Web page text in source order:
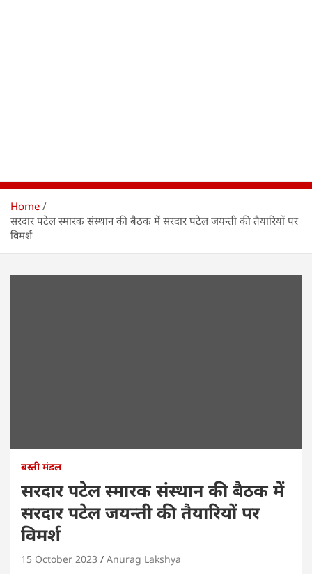
Home
सरदार पटेल स्मारक संस्थान की बैठक में सरदार पटेल जयन्ती की तैयारियों पर
विमर्श
बस्ती मंडल
सरदार पटेल स्मारक संस्थान की बैठक में
सरदार पटेल जयन्ती की तैयारियों पर
विमर्श
15 October 2023 Anurag Lakshya